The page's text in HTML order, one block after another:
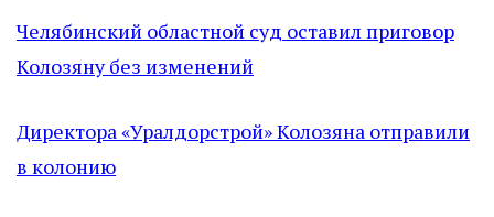
Челябинский областной суд оставил приговор
Колозяну без изменений
Директора «Уралдорстрой» Колозяна отправили
в колонию